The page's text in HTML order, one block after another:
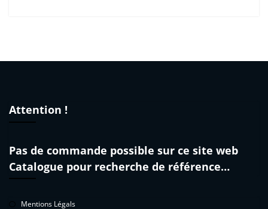
Attention !
Pas de commande possible sur ce site web
Catalogue pour recherche de référence…
Mentions Légals